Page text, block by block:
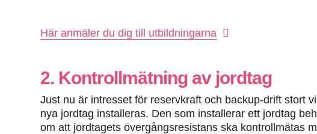
Här anmäler du dig till utbildningarna
2. Kontrollmätning av jordtag
Just nu är intresset för reservkraft och backup-drift stort
nya jordtag installeras. Den som installerar ett jordtag
om att jordtagets övergångsresistans ska kontrollmätas